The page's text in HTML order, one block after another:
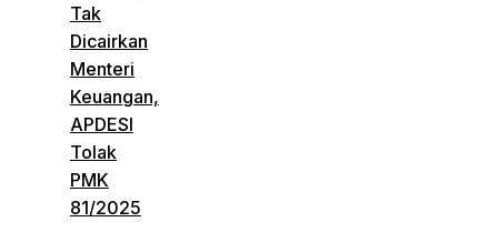
Tak
Dicairkan
Menteri
Keuangan,
APDESI
Tolak
PMK
81/2025